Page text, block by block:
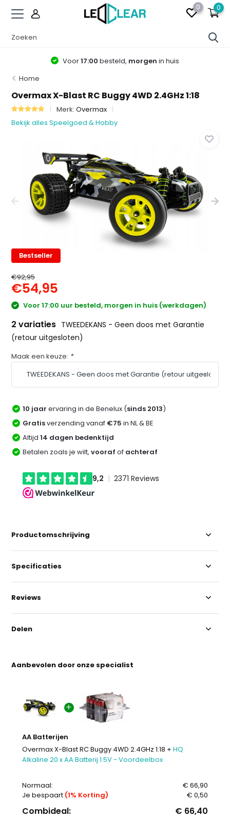
0 0
Gratisverzending vanaf 75.-
Home
Overmax X-Blast RC Buggy 4WD 2.4GHz 1:18
Merk:Overmax
Bekijk alles Speelgoed & Hobby
Bestseller
€92,95
€54,95
Voor 17:00 uur besteld, morgen in huis (werkdagen)
2 variaties TWEEDEKANS - Geen doos met Garantie
(retour uitgesloten)
Maak een keuze: *
10 jaar ervaring in de Benelux (sinds 2013)
Gratisverzending vanaf €75 in NL & BE
Altijd14 dagen bedenktijd
Betalen zoals je wilt,vooraf of achteraf
Aanbevolen door onze specialist
AA Batterijen
Overmax X-Blast RC Buggy 4WD 2.4GHz 1:18 + HQ
Alkaline 20 x AA Batterij 1.5V - Voordeelbox
Normaal:
€ 66,90
Je bespaart (1% Korting) € 0,50
Combideal: € 66,40
Productomschrijving
Specificaties
Reviews
Delen